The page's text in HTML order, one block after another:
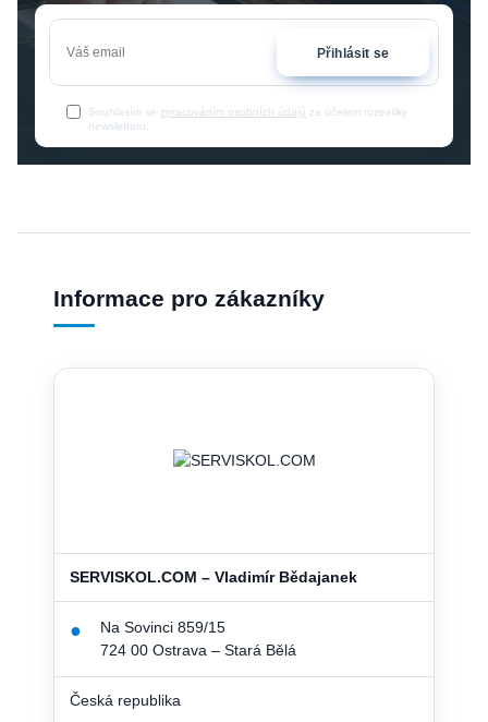
Přihlásit se
Souhlasím se zpracováním osobních údajů za účelem rozesílky
newsletteru.
Informace pro zákazníky
SERVISKOL.COM – Vladimír Bědajanek
●
Na Sovinci 859/15
724 00 Ostrava – Stará Bělá
Česká republika